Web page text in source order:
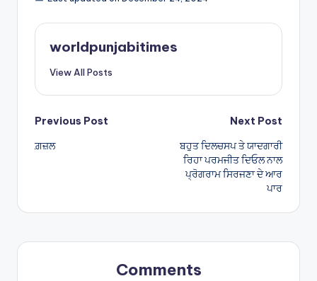
ts
A
p
e
worldpunjabitimes
View All Posts
Post
navigation
Previous Post
ਗ਼ਜ਼ਲ
Next Post
ਬਹੁਤ ਦਿਲਚਸਪ ਤੇ ਯਾਦਗਾਰੀ
ਰਿਹਾ ਪਰਮਜੀਤ ਦਿਓਲ ਨਾਲ
ਪ੍ਰੋਗਰਾਮ ਸਿਰਜਣਾ ਦੇ ਆਰ
ਪਾਰ
Comments